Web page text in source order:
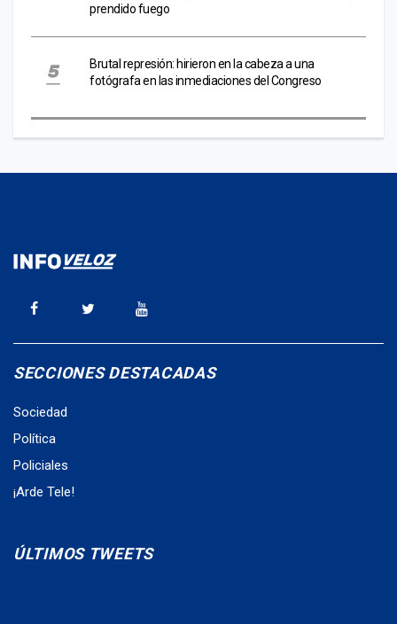
prendido fuego
Brutal represión: hirieron en la cabeza a una
fotógrafa en las inmediaciones del Congreso
SECCIONES DESTACADAS
Sociedad
Política
Policiales
¡Arde Tele!
ÚLTIMOS TWEETS